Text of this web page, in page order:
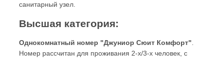
санитарный узел.
Высшая категория:
Однокомнатный номер "Джуниор Сюит Комфорт"
Номер рассчитан для проживания 2-х/3-х человек, с